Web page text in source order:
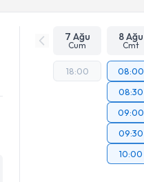
7 Ağu
Cum
8 Ağu
Cmt
18:00
08:00
08:30
09:00
09:30
10:00